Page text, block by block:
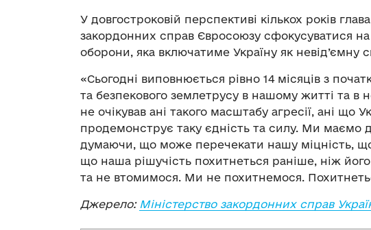
У довгостроковій перспективі кількох років
закордонних справ Євросоюзу сфокусуватися на
оборони, яка включатиме Україну як невід’ємну
«Сьогодні виповнюється рівно 14 місяців з
та безпекового землетрусу в нашому житті та в
не очікував ані такого масштабу агресії, ані що
продемонструє таку єдність та силу. Ми маємо
думаючи, що може перечекати нашу міцність,
що наша рішучість похитнеться раніше, ніж
та не втомимося. Ми не похитнемося.
Джерело: Міністерство закордонних справ